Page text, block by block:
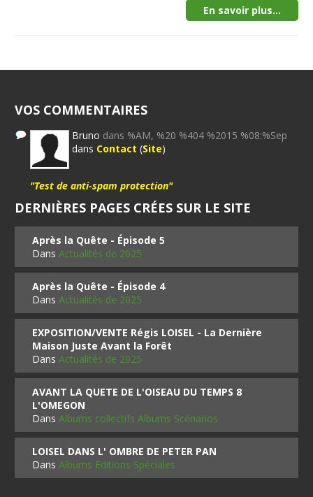
En savoir plus...
VOS COMMENTAIRES
Bruno dans %AM, %20 %404 %2015 %08:%Sep
dans Contact (Site)
"Test de anti-spam protection"
DERNIÈRES PAGES CRÉES SUR LE SITE
Après la Quête - Épisode 5
DansActualités de 2025
Après la Quête - Épisode 4
DansActualités de 2025
EXPOSITION/VENTE Régis LOISEL - La Dernière
Maison Juste Avant la Forêt
DansActualités de 2025
AVANT LA QUETE DE L'OISEAU DU TEMPS 8
L'OMEGON
DansAlbums collectifs Albums Scénarios
LOISEL DANS L' OMBRE DE PETER PAN
DansAlbums Editions Spéciales